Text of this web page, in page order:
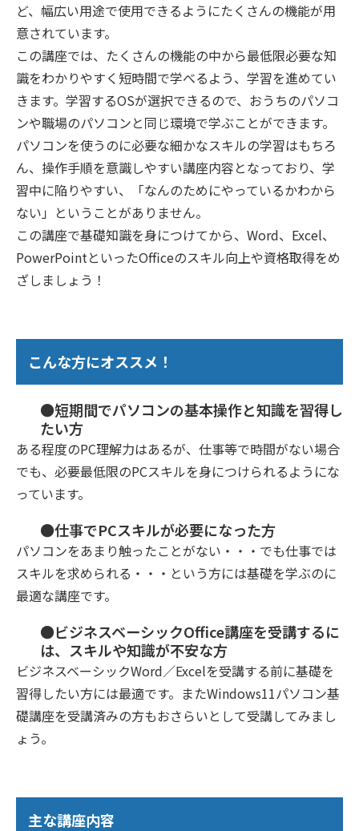
ど、幅広い用途で使用できるようにたくさんの機能が用
意されています。
この講座では、たくさんの機能の中から最低限必要な知
識をわかりやすく短時間で学べるよう、学習を進めてい
きます。学習するOSが選択できるので、おうちのパソコ
ンや職場のパソコンと同じ環境で学ぶことができます。
パソコンを使うのに必要な細かなスキルの学習はもちろ
ん、操作手順を意識しやすい講座内容となっており、学
習中に陥りやすい、「なんのためにやっているかわから
ない」ということがありません。
この講座で基礎知識を身につけてから、Word、Excel、
PowerPointといったOfficeのスキル向上や資格取得をめ
ざしましょう！
こんな方にオススメ！
●短期間でパソコンの基本操作と知識を習得し
たい方
ある程度のPC理解力はあるが、仕事等で時間がない場合
でも、必要最低限のPCスキルを身につけられるようにな
っています。
●仕事でPCスキルが必要になった方
パソコンをあまり触ったことがない・・・でも仕事では
スキルを求められる・・・という方には基礎を学ぶのに
最適な講座です。
●ビジネスベーシックOffice講座を受講するに
は、スキルや知識が不安な方
ビジネスベーシックWord／Excelを受講する前に基礎を
習得したい方には最適です。またWindows11パソコン基
礎講座を受講済みの方もおさらいとして受講してみまし
ょう。
主な講座内容